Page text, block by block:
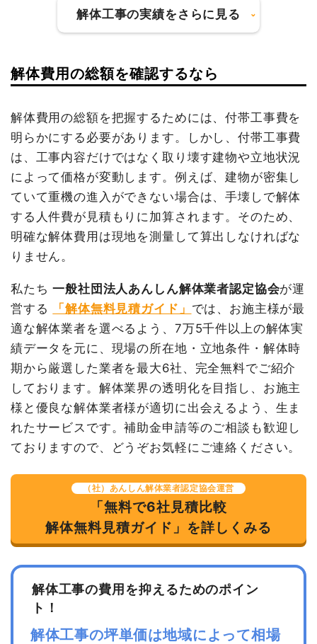
160,000円
366,000円
4,026,000
建物の種類/構造 鉄骨造住宅2階建て
坪数 33坪
建物解体費用 165万円
総額 335万5,000円
鉄骨造住宅33坪2階建て
33坪 50,000円
1,650,000円
木造住宅42坪2階建て
42坪 31,429円
1,320,000円
養生費
0
0円
植木・植栽撤去
1式
80,000円
値引き
0円
小計
3,050,000円
消費税
305,000円
解体工事の実績をさらに見る
建物の種類/構造 内装解体店舗1階建て
建物解体費用 83万6,800円
総額 132万円
品名 数量 単価
金額
内装解体店舗18坪1階建
て
18坪
46,489
836,800円
養生費
1式
65,000円
諸経費
109,380円
値引き
3,180円
小計
1,200,000
円
消費税
120,000円
合計金額
1,320,000
円
建物の種類/構造 内装解体住宅1階建て
坪数 18坪
解体費用の総額を確認するなら
解体費用の総額を把握するためには、付帯工事費を
明らかにする必要があります。しかし、付帯工事費
は、工事内容だけではなく取り壊す建物や立地状況
によって価格が変動します。例えば、建物が密集し
ていて重機の進入ができない場合は、手壊しで解体
する人件費が見積もりに加算されます。そのため、
明確な解体費用は現地を測量して算出しなければな
りません。
私たち一般社団法人あんしん解体業者認定協会が運
営する
「解体無料見積ガイド」 では、お施主様が最
適な解体業者を選べるよう、7万5千件以上の解体実
績データを元に、現場の所在地・立地条件・解体時
期から厳選した業者を最大6社、完全無料でご紹介
しております。解体業界の透明化を目指し、お施主
様と優良な解体業者様が適切に出会えるよう、生ま
れたサービスです。補助金申請等のご相談も歓迎し
ておりますので、どうぞお気軽にご連絡ください。
（社）あんしん解体業者認定協会運営
「無料で6社見積比較
解体無料見積ガイド」を詳しくみる
解体工事の費用を抑えるためのポイン
ト！
解体工事の坪単価は地域によって相場